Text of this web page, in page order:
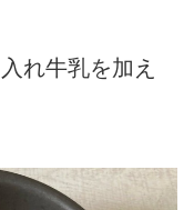
れ牛乳を加え